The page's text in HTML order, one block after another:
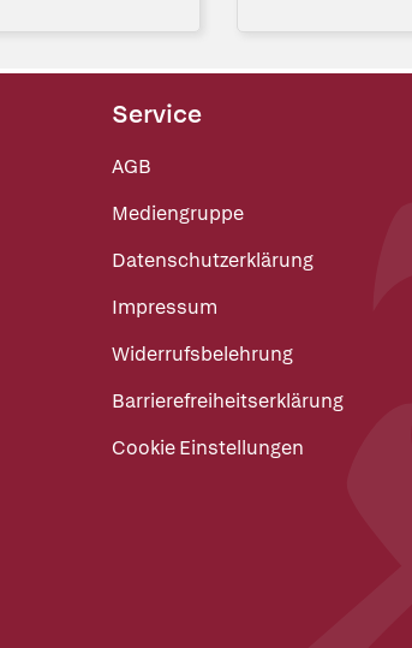
Service
AGB
Mediengruppe
Datenschutzerklärung
Impressum
Widerrufsbelehrung
Barrierefreiheitserklärung
Cookie Einstellungen